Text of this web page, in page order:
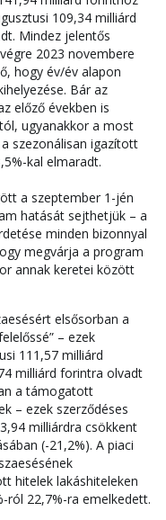
109,34 milliárd
Mindez jelentős
2023 novembere
hogy év/év alapon
Bár az
előző években is
ugyanakkor a most
szezonálisan igazított
kal elmaradt.
a szeptember 1-jén
hatását sejthetjük – a
minden bizonnyal
megvárja a program
annak keretei között
elsősorban a
– ezek
111,57 milliárd
milliárd forintra olvadt
a támogatott
– ezek szerződéses
milliárdra csökkent
(-21,2%). A piaci
hitelek lakáshiteleken
ról 22,7%-ra emelkedett.